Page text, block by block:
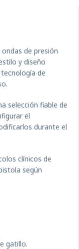
de presión
y diseño
de
selección fiable de
el
durante el
clínicos de
según
gatillo.